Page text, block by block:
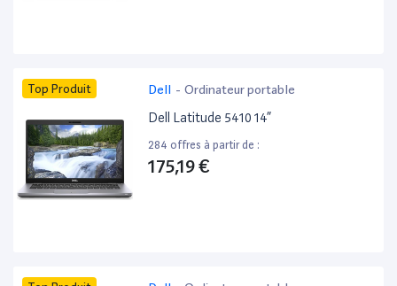
Top Produit Dell - Ordinateur portable
Dell Latitude 5410 14”
284 offres à partir de :
175,19 €